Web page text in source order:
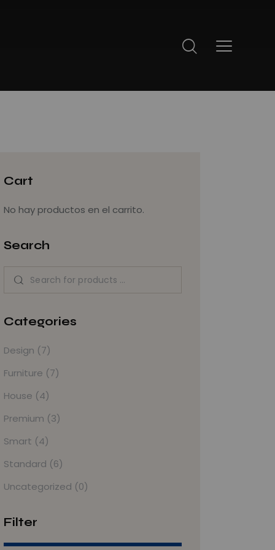
Cart
No hay productos en el carrito.
Search
Categories
Design (7)
Furniture (7)
House (4)
Premium (3)
Smart (4)
Standard (6)
Uncategorized (0)
Filter